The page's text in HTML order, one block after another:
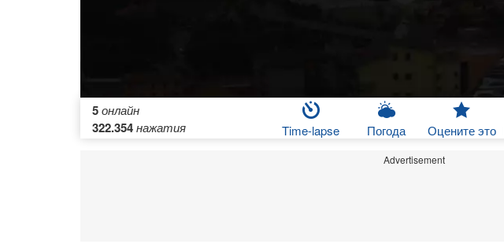
5онлайн
322.354нажатия Time-lapse Погода Оцените это
Advertisement